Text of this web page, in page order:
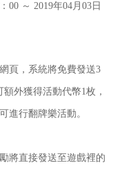
～ 2019年04月03日
，系統將免費發送3
外獲得活動代幣1枚，
進行翻牌樂活動。
直接發送至遊戲裡的